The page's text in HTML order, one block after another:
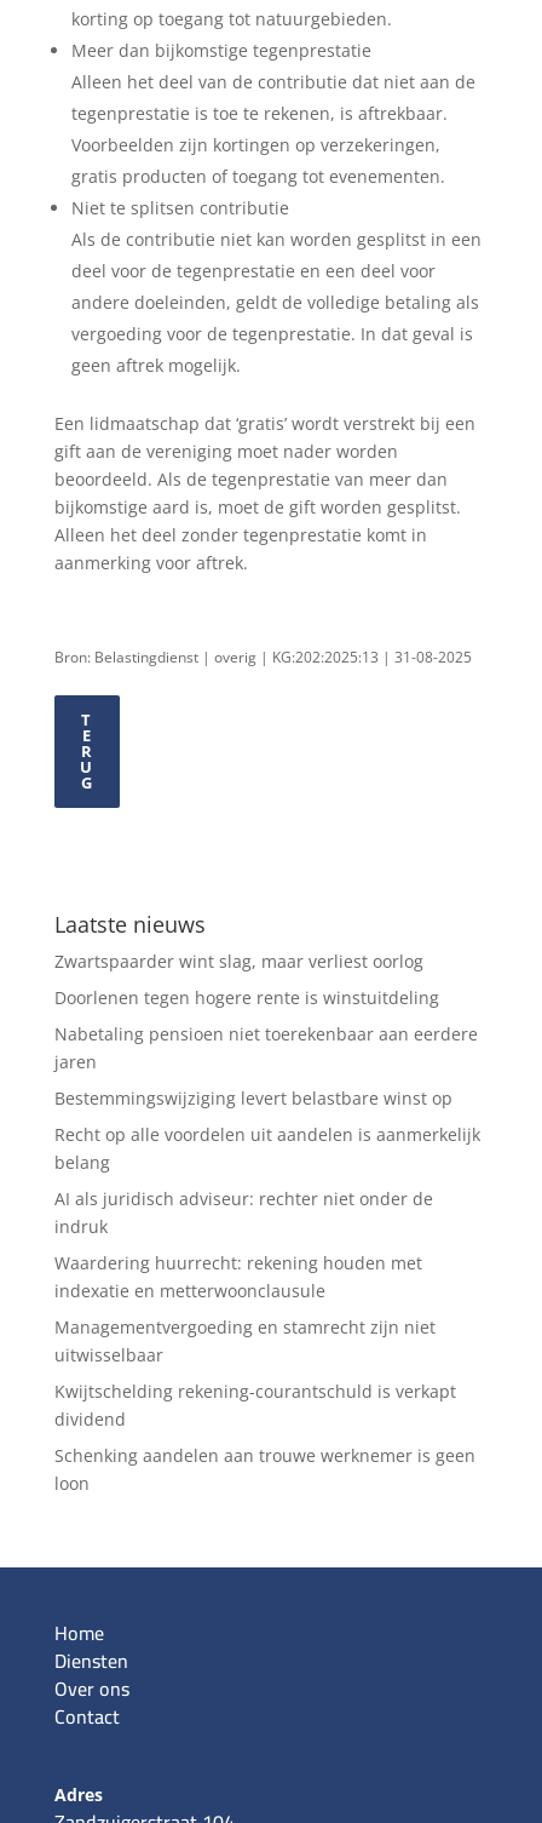
korting op toegang tot natuurgebieden.
Meer dan bijkomstige tegenprestatie
Alleen het deel van de contributie dat niet aan de
tegenprestatie is toe te rekenen, is aftrekbaar.
Voorbeelden zijn kortingen op verzekeringen,
gratis producten of toegang tot evenementen.
Niet te splitsen contributie
Als de contributie niet kan worden gesplitst in een
deel voor de tegenprestatie en een deel voor
andere doeleinden, geldt de volledige betaling als
vergoeding voor de tegenprestatie. In dat geval is
geen aftrek mogelijk.
Een lidmaatschap dat ‘gratis’ wordt verstrekt bij een
gift aan de vereniging moet nader worden
beoordeeld. Als de tegenprestatie van meer dan
bijkomstige aard is, moet de gift worden gesplitst.
Alleen het deel zonder tegenprestatie komt in
aanmerking voor aftrek.
Bron: Belastingdienst | overig | KG:202:2025:13 | 31-08-2025
T
E
R
U
G
Laatste nieuws
Zwartspaarder wint slag, maar verliest oorlog
Doorlenen tegen hogere rente is winstuitdeling
Nabetaling pensioen niet toerekenbaar aan eerdere
jaren
Bestemmingswijziging levert belastbare winst op
Recht op alle voordelen uit aandelen is aanmerkelijk
belang
AI als juridisch adviseur: rechter niet onder de
indruk
Waardering huurrecht: rekening houden met
indexatie en metterwoonclausule
Managementvergoeding en stamrecht zijn niet
uitwisselbaar
Kwijtschelding rekening-courantschuld is verkapt
dividend
Schenking aandelen aan trouwe werknemer is geen
loon
Home
Diensten
Over ons
Contact
Adres